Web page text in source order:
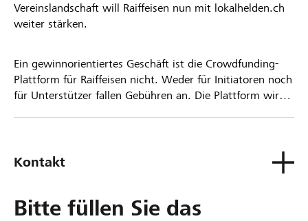
Vereinslandschaft will Raiffeisen nun mit lokalhelden.ch
weiter stärken.
Ein gewinnorientiertes Geschäft ist die Crowdfunding-
Plattform für Raiffeisen nicht. Weder für Initiatoren noch
für Unterstützer fallen Gebühren an. Die Plattform wird
Kontakt
Bitte füllen Sie das